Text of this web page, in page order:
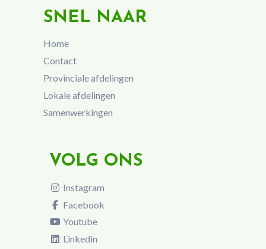
SNEL NAAR
Home
Contact
Provinciale afdelingen
Lokale afdelingen
Samenwerkingen
VOLG ONS
Instagram
Facebook
Youtube
Linkedin